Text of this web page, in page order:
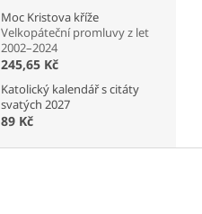
Moc Kristova kříže
Velkopáteční promluvy z let
2002–2024
245,65 Kč
Katolický kalendář s citáty
svatých 2027
89 Kč